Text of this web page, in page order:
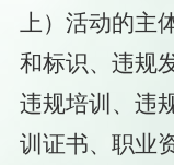
上）活动的主
和标识、违规
违规培训、违
训证书、职业